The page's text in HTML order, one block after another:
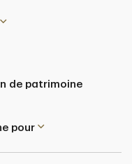
de patrimoine
pour